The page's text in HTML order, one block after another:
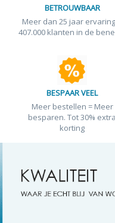
BETROUWBAAR
Meer dan 25 jaar
407.000 klanten in de
BESPAAR VEEL
Meer bestellen = Meer
besparen. Tot 30% extra
korting